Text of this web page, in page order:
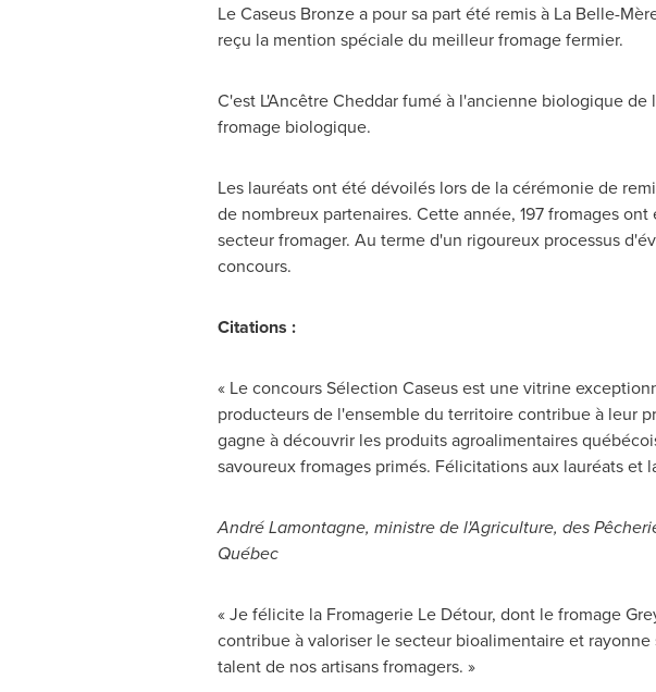
Le Caseus Bronze a pour sa part été remis à La Belle-
reçu la mention spéciale du meilleur fromage fermier.
C'est L'Ancêtre Cheddar fumé à l'ancienne biologique
fromage biologique.
Les lauréats ont été dévoilés lors de la cérémonie de
de nombreux partenaires. Cette année, 197 fromages
secteur fromager. Au terme d'un rigoureux processus
concours.
Citations :
« Le concours Sélection Caseus est une vitrine
producteurs de l'ensemble du territoire contribue à leur
gagne à découvrir les produits agroalimentaires
savoureux fromages primés. Félicitations aux lauréats et
André Lamontagne, ministre de l'Agriculture, des
Québec
« Je félicite la Fromagerie Le Détour, dont le fromage
contribue à valoriser le secteur bioalimentaire et
talent de nos artisans fromagers. »